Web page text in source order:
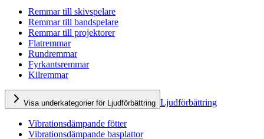
Remmar till skivspelare
Remmar till bandspelare
Remmar till projektorer
Flatremmar
Rundremmar
Fyrkantsremmar
Kilremmar
Visa underkategorier för Ljudförbättring Ljudförbättring
Vibrationsdämpande fötter
Vibrationsdämpande basplattor